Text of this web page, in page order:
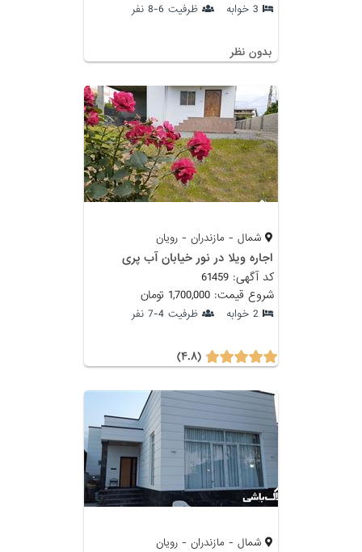
3 خوابه ظرفیت 6-8 نفر
بدون نظر
شمال - مازندران - رویان
اجاره ویلا در نور خیابان آب پری
کد آگهی: 61459
شروع قیمت: 1,700,000 تومان
2 خوابه ظرفیت 4-7 نفر
(۴.۸)
شمال - مازندران - رویان